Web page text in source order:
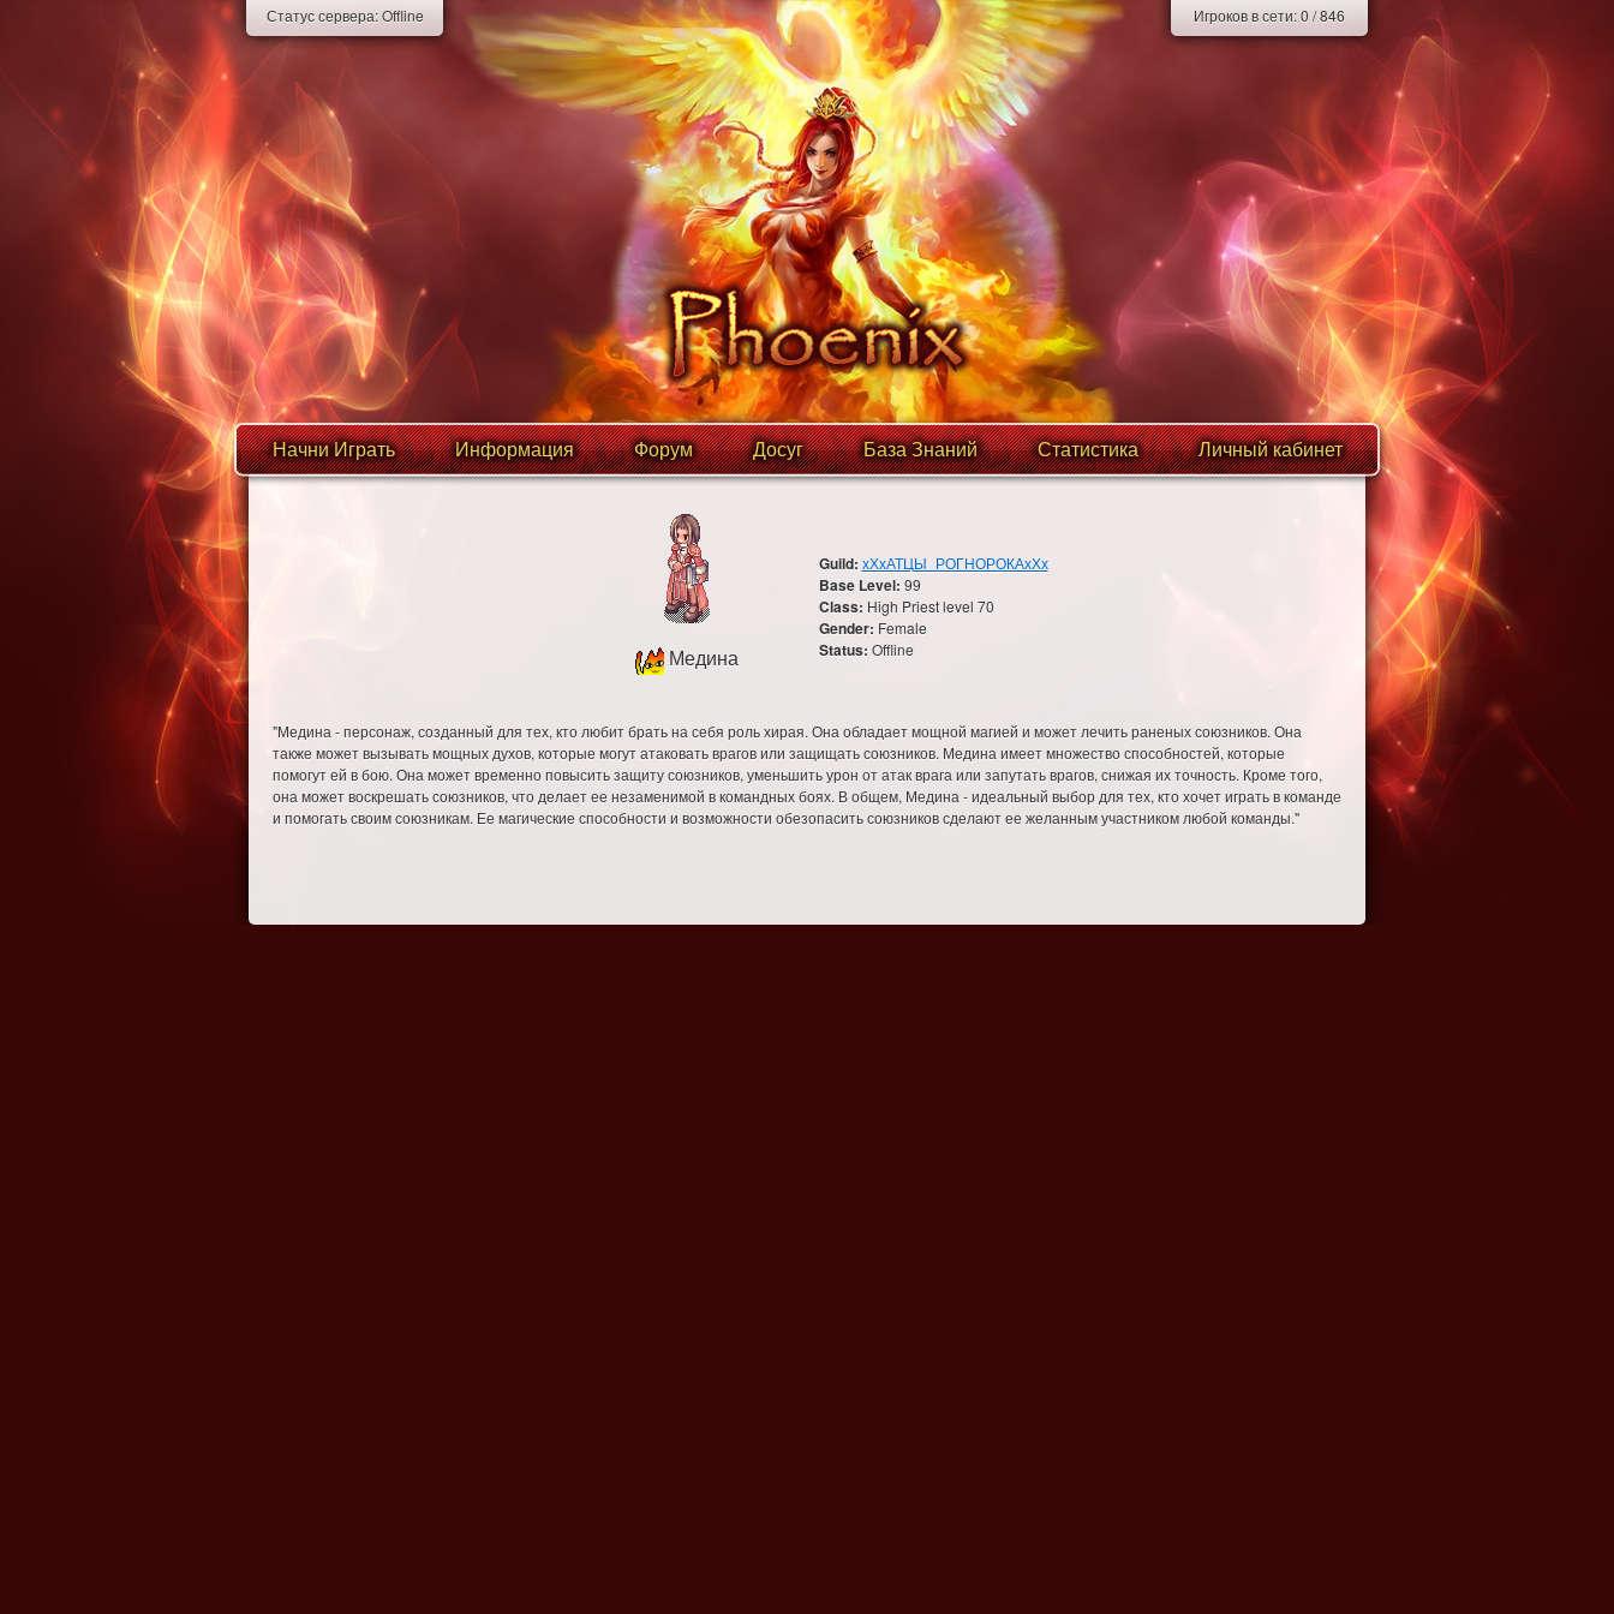
Статус сервера:Offline Игроков в сети:0 /846
Начни Играть Информация Форум Досуг База Знаний Статистика Личный кабинет
Медина
Guild: хХхАТЦЫ_РОГНОРОКАхХх
Base Level: 99
Class: High Priest level 70
Gender: Female
Status: Offline
"Медина - персонаж, созданный для тех, кто любит брать на себя роль хирая. Она обладает мощной магией и может лечить раненых союзников. Она
также может вызывать мощных духов, которые могут атаковать врагов или защищать союзников. Медина имеет множество способностей, которые
помогут ей в бою. Она может временно повысить защиту союзников, уменьшить урон от атак врага или запутать врагов, снижая их точность. Кроме того,
она может воскрешать союзников, что делает ее незаменимой в командных боях. В общем, Медина - идеальный выбор для тех, кто хочет играть в команде
и помогать своим союзникам. Ее магические способности и возможности обезопасить союзников сделают ее желанным участником любой команды."